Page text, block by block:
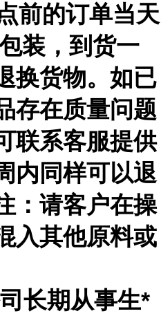
前的订单当天
装，到货一
换货物。如已
存在质量问题
联系客服提供
内同样可以退
：请客户在操
入其他原料或
长期从事生*